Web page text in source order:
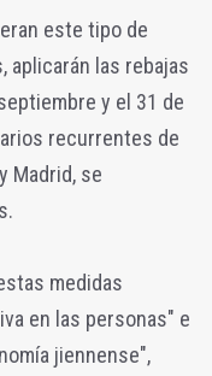
este tipo de
aplicarán las rebajas
y el 31 de
recurrentes de
Madrid, se
medidas
en las personas" e
jiennense",